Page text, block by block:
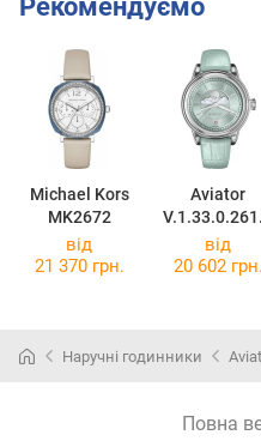
Рекомендуємо
Michael Kors
MK2672
Aviator
від
21 370 грн.
від
20 602 грн.
Наручні годинники
Повна